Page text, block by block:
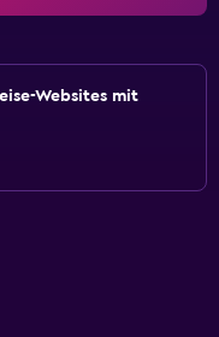
Websites mit